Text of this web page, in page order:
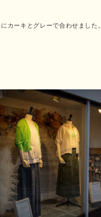
カーキとグレーで合わせました。